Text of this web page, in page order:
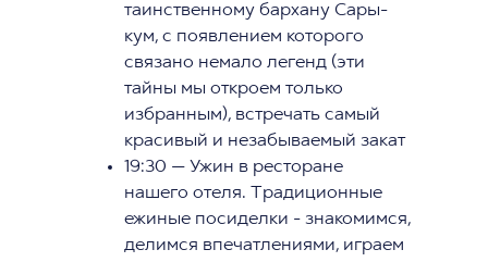
таинственному бархану Сары-
кум, с появлением которого
связано немало легенд (эти
тайны мы откроем только
избранным), встречать самый
красивый и незабываемый закат
19:30 — Ужин в ресторане
нашего отеля. Традиционные
ежиные посиделки - знакомимся,
делимся впечатлениями, играем